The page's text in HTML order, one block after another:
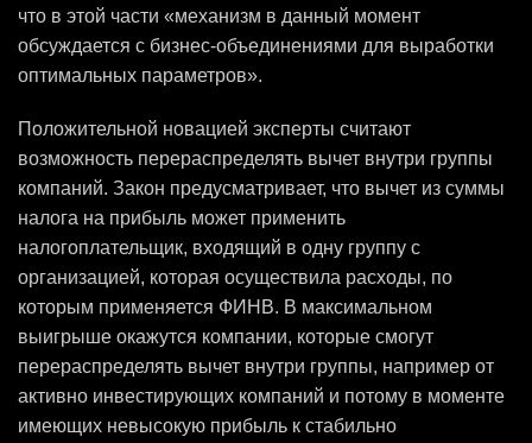
что в этой части «механизм в данный момент
обсуждается с бизнес-объединениями для выработки
оптимальных параметров».
Положительной новацией эксперты считают
возможность перераспределять вычет внутри группы
компаний. Закон предусматривает, что вычет из суммы
налога на прибыль может применить
налогоплательщик, входящий в одну группу с
организацией, которая осуществила расходы, по
которым применяется ФИНВ. В максимальном
выигрыше окажутся компании, которые смогут
перераспределять вычет внутри группы, например от
активно инвестирующих компаний и потому в моменте
имеющих невысокую прибыль к стабильно